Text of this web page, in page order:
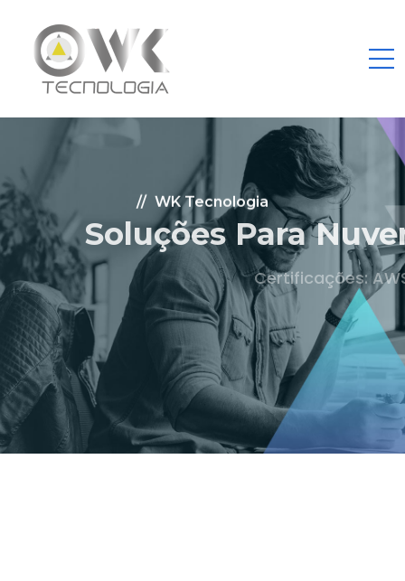
WK Tecnologia
Soluções Para Nuvem.
Certificações: AWS Partner, Microsoft Gold
Fale Conosco